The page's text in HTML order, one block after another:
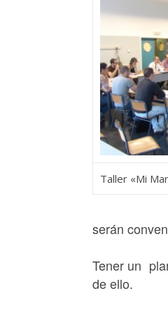
Taller «Mi
serán
Tener un
de ello.